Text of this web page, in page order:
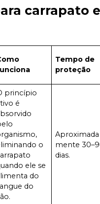
carrapato
Tempo de
proteção
princípio
é
o
ele se
do
do
Aproximada
mente
dias.